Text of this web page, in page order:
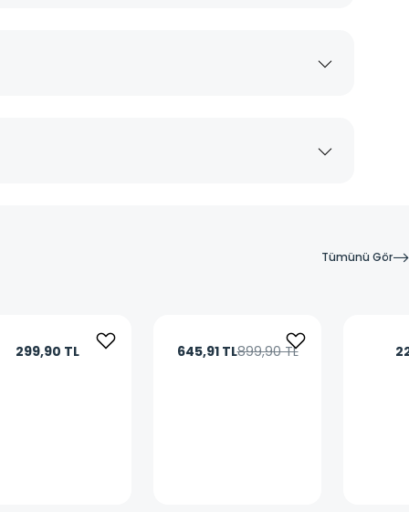
Tümünü Gör
299,90 TL 645,91 TL899,90 TL